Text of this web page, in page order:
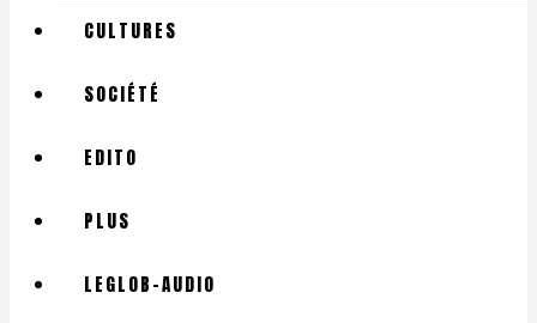
CULTURES
SOCIÉTÉ
EDITO
PLUS
LEGLOB-AUDIO